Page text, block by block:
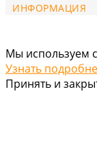
ИНФОРМАЦИЯ
Мы используем
Узнать
Принять и